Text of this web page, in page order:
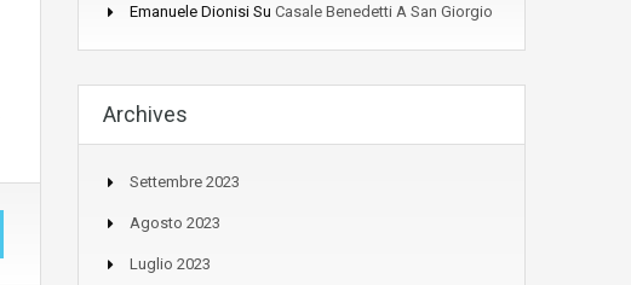
Emanuele Dionisi Su Casale Benedetti A San Giorgio
Archives
Settembre 2023
Agosto 2023
Luglio 2023